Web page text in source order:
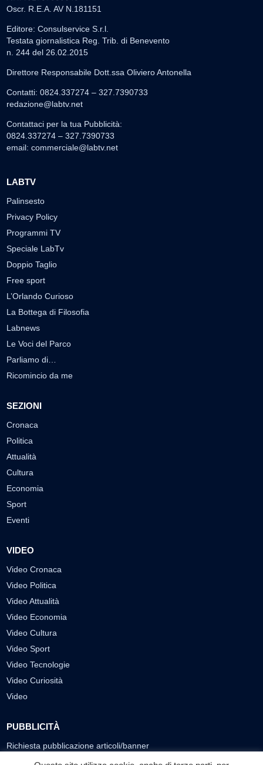
Oscr. R.E.A. AV N.181151
Editore: Consulservice S.r.l.
Testata giornalistica Reg. Trib. di Benevento
n. 244 del 26.02.2015
Direttore Responsabile Dott.ssa Oliviero Antonella
Contatti: 0824.337274 – 327.7390733
redazione@labtv.net
Contattaci per la tua Pubblicità:
0824.337274 – 327.7390733
email: commerciale@labtv.net
LABTV
Palinsesto
Privacy Policy
Programmi TV
Speciale LabTv
Doppio Taglio
Free sport
L’Orlando Curioso
La Bottega di Filosofia
Labnews
Le Voci del Parco
Parliamo di…
Ricomincio da me
SEZIONI
Cronaca
Politica
Attualità
Cultura
Economia
Sport
Eventi
VIDEO
Video Cronaca
Video Politica
Video Attualità
Video Economia
Video Cultura
Video Sport
Video Tecnologie
Video Curiosità
Video
PUBBLICITÀ
Richiesta pubblicazione articoli/banner